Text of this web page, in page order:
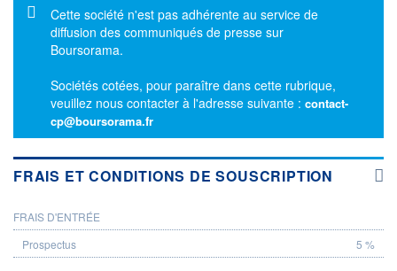
Message d'information
Cette société n'est pas adhérente au service de
diffusion des communiqués de presse sur
Boursorama.
Sociétés cotées, pour paraître dans cette rubrique,
veuillez nous contacter à l'adresse suivante : contact-
cp@boursorama.fr
FRAIS ET CONDITIONS DE SOUSCRIPTION
PROSPECTUS
FRAIS D'ENTRÉE
5 %